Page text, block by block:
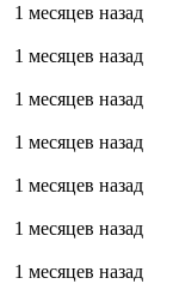
1 месяцев назад
1 месяцев назад
1 месяцев назад
1 месяцев назад
1 месяцев назад
1 месяцев назад
1 месяцев назад